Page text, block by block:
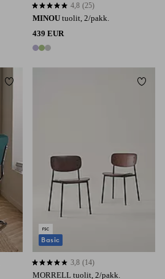
MINOU tuolit, 2/pakk.
439 EUR
3 värejä
4,8 perustuen 25 arvosanaan
4,8 (25)
Lisää suosikkeihin
MORRELL tuolit, 2/pakk.
3,8 perustuen 14 arvosanaan
3,8 (14)
Basic
Lisää